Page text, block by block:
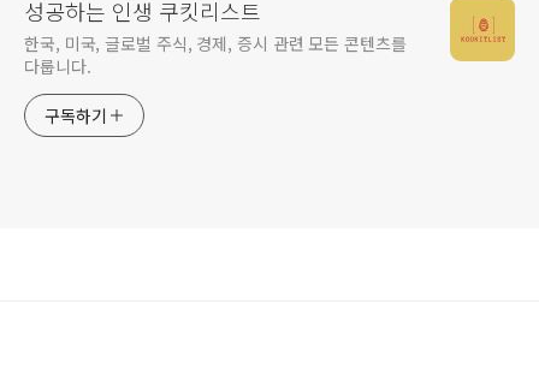
성공하는 인생 쿠킷리스트
한국, 미국, 글로벌 주식, 경제, 증시 관련 모든 콘텐츠를
다룹니다.
구독하기